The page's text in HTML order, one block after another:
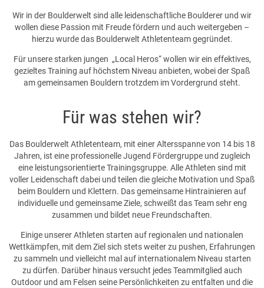
Wir in der Boulderwelt sind alle leidenschaftliche Boulderer und wir
wollen diese Passion mit Freude fördern und auch weitergeben –
hierzu wurde das Boulderwelt Athletenteam gegründet.
Für unsere starken jungen „Local Heros“ wollen wir ein effektives,
gezieltes Training auf höchstem Niveau anbieten, wobei der Spaß
am gemeinsamen Bouldern trotzdem im Vordergrund steht.
Für was stehen wir?
Das Boulderwelt Athletenteam, mit einer Altersspanne von 14 bis 18
Jahren, ist eine professionelle Jugend Fördergruppe und zugleich
eine leistungsorientierte Trainingsgruppe. Alle Athleten sind mit
voller Leidenschaft dabei und teilen die gleiche Motivation und Spaß
beim Bouldern und Klettern. Das gemeinsame Hintrainieren auf
individuelle und gemeinsame Ziele, schweißt das Team sehr eng
zusammen und bildet neue Freundschaften.
Einige unserer Athleten starten auf regionalen und nationalen
Wettkämpfen, mit dem Ziel sich stets weiter zu pushen, Erfahrungen
zu sammeln und vielleicht mal auf internationalem Niveau starten
zu dürfen. Darüber hinaus versucht jedes Teammitglied auch
Outdoor und am Felsen seine Persönlichkeiten zu entfalten und die